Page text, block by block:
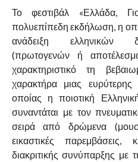
Το φεστιβάλ «Ελλάδα,
πολυεπίπεδη εκδήλωση, η
ανάδειξη ελληνικών
(πρωτογενών ή
χαρακτηριστικό τη
χαρακτήρα μιας ευρύτερης
οποίας η ποιοτική
συναντάται με τον
σειρά από δρώμενα
εικαστικές
διακριτικής συνύπαρξης με